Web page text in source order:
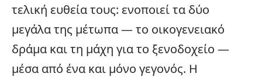
τελική ευθεία τους: ενοποιεί τα δύο
μεγάλα της μέτωπα — το οικογενειακό
δράμα και τη μάχη για το ξενοδοχείο —
μέσα από ένα και μόνο γεγονός. Η